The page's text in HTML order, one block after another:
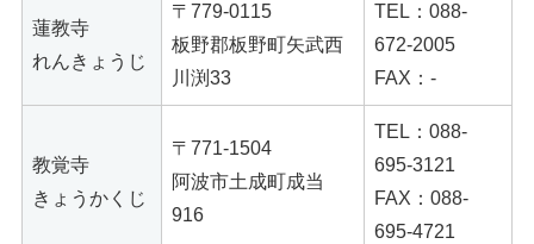
蓮教寺
れんきょうじ
〒779-0115
板野郡板野町矢武西
川渕33
TEL：088-
672-2005
FAX：-
教覚寺
きょうかくじ
〒771-1504
阿波市土成町成当
916
TEL：088-
695-3121
FAX：088-
695-4721